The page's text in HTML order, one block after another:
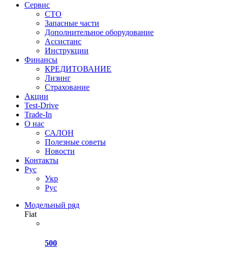
Сервис
СТО
Запасные части
Дополнительное оборудование
Ассистанс
Инструкции
Финансы
КРЕДИТОВАНИЕ
Лизинг
Страхование
Акции
Test-Drive
Trade-In
О нас
САЛОН
Полезные советы
Новости
Контакты
Руc
Укр
Руc
Модельный ряд
Fiat
500